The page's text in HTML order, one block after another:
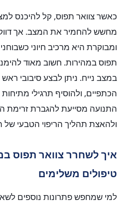
כאשר צוואר תפוס, קל להיכנס
מחשש להחמיר את המצב. אך
ומבוקרת היא מרכיב חיוני
תפוס במהירות. חשוב מאוד
במצב נייח. ניתן לבצע סיבובי
הכתפיים, ולהוסיף תרגילי מתיחות
התנועה מסייעת להגברת
ולהאצת תהליך הריפוי הטבעי של
איך לשחרר צוואר תפוס
טיפולים משלימים
למי שמחפש פתרונות נוספים